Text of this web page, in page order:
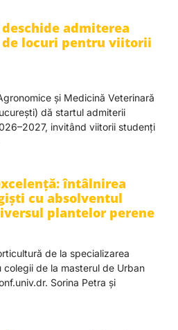
deschide admiterea
de locuri pentru viitorii
și Medicină Veterinară
dă startul admiterii
invitând viitorii studenți
întâlnirea
cu absolventul
plantelor perene
de la specializarea
colegii de la masterul de Urban
Sorina Petra și